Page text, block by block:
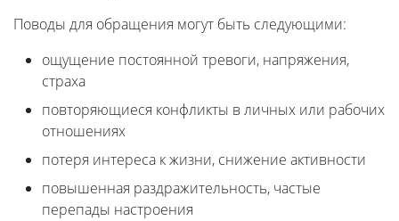
Поводы для обращения могут быть следующими:
ощущение постоянной тревоги, напряжения,
страха
повторяющиеся конфликты в личных или рабочих
отношениях
потеря интереса к жизни, снижение активности
повышенная раздражительность, частые
перепады настроения